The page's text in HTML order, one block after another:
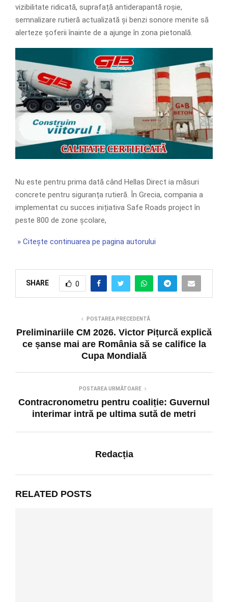
vizibilitate ridicată, suprafață antiderapantă roșie,
semnalizare rutieră actualizată și benzi sonore menite să
alerteze șoferii înainte de a ajunge în zona pietonală.
Nu este pentru prima dată când Hellas Direct ia măsuri
concrete pentru siguranța rutieră. În Grecia, compania a
implementat cu succes inițiativa Safe Roads project în
peste 800 de zone școlare,
» Citește continuarea pe pagina autorului
SHARE 0
POSTAREA PRECEDENTĂ
Preliminariile CM 2026. Victor Pițurcă explică
ce șanse mai are România să se califice la
Cupa Mondială
POSTAREA URMĂTOARE
Contracronometru pentru coaliție: Guvernul
interimar intră pe ultima sută de metri
Redacția
RELATED POSTS